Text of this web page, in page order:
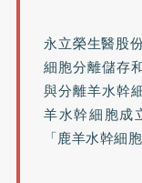
永立榮生醫股
細胞分離儲存
與分離羊水幹
羊水幹細胞成
「鹿羊水幹細